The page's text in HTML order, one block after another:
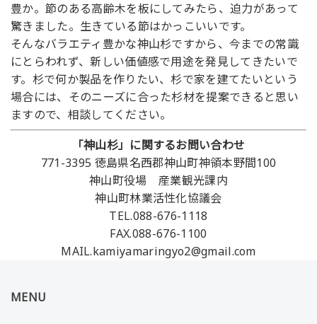
豊か。節のある高齢木を板にしてみたら、迫力があって
驚きました。生きている節はかっこいいです。
そんなバラエティ豊かな神山杉ですから、今までの常識
にとらわれず、新しい価値感で用途を発見してきたいで
す。杉で何か製品を作りたい、杉で家を建てたいという
場合には、そのニーズに合った杉材を提案できると思い
ますので、相談してください。
「神山杉」に関するお問い合わせ
771-3395 徳島県名西郡神山町神領本野間100
神山町役場 産業観光課内
神山町林業活性化協議会
TEL.088-676-1118
FAX.088-676-1100
MAIL.kamiyamaringyo2@gmail.com
MENU